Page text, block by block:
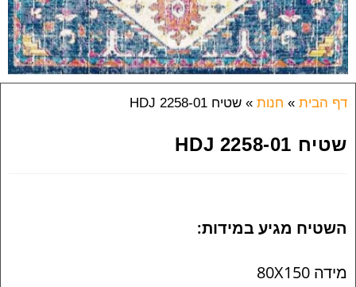
דף הבית » חנות » שטיח HDJ 2258-01
שטיח HDJ 2258-01
השטיח מגיע במידות:
מידה 80X150